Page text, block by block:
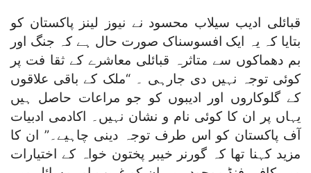
قبائلی ادیب سیلاب محسود نے نیوز لینز پاکستان کو
بتایا کہ یہ ایک افسوسناک صورت حال ہے کہ جنگ اور
بم دھماکوں سے متاثرہ قبائلی معاشرے کے ثقا فت پر
کوئی توجہ نہیں دی جارہی ۔ “ملک کے باقی علاقوں
کے گلوکاروں اور ادیبوں کو جو مراعات حاصل ہیں
یہاں پر ان کا کوئی نام و نشان نہیں۔ اکادمی ادبیات
آف پاکستان کو اس طرف توجہ دینی چاہیے۔” ان کا
مزید کہنا تھا کہ گورنر خیبر پختون خواہ کے اختیارات